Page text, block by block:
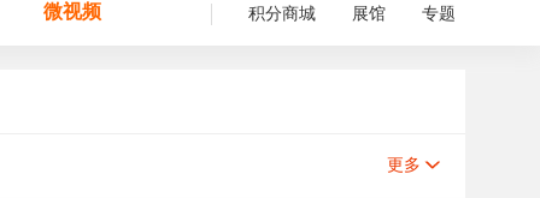
微视频 积分商城 展馆 专题
更多